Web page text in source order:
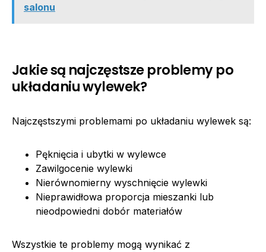
salonu
Jakie są najczęstsze problemy po
układaniu wylewek?
Najczęstszymi problemami po układaniu wylewek są:
Pęknięcia i ubytki w wylewce
Zawilgocenie wylewki
Nierównomierny wyschnięcie wylewki
Nieprawidłowa proporcja mieszanki lub
nieodpowiedni dobór materiałów
Wszystkie te problemy mogą wynikać z